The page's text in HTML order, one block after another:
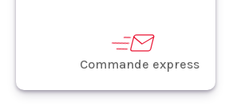
Commande express